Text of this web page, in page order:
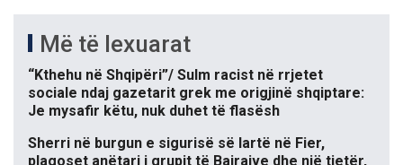
Më të lexuarat
“Kthehu në Shqipëri”/ Sulm racist në rrjetet
sociale ndaj gazetarit grek me origjinë shqiptare:
Je mysafir këtu, nuk duhet të flasësh
Sherri në burgun e sigurisë së lartë në Fier,
plagoset anëtari i grupit të Bajrajve dhe një tjetër,